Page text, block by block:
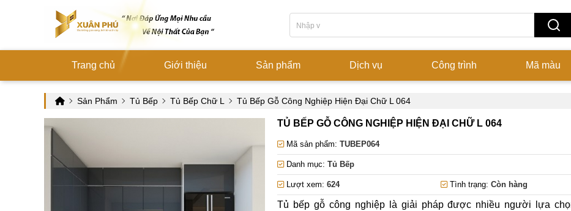
Trang chủ Giới thiệu Sản phẩm Dịch vụ Công trình Mã màu
Sản Phẩm Tủ Bếp Tủ Bếp Chữ L Tủ Bếp Gỗ Công Nghiệp Hiện Đại Chữ L 064
TỦ BẾP GỖ CÔNG NGHIỆP HIỆN ĐẠI CHỮ L 064
Mã sản phẩm:TUBEP064
Danh mục:Tủ Bếp
Lượt xem:624 Tình trạng:Còn hàng
Tủ bếp gỗ công nghiệp là giải pháp được nhiều người lựa